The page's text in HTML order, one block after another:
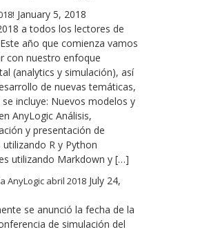
January 5, 2018
a todos los lectores de
año que comienza vamos
con nuestro enfoque
(analytics y simulación), así
de nuevas temáticas,
incluye: Nuevos modelos y
AnyLogic Análisis,
y presentación de
R y Python
utilizando Markdown y […]
AnyLogic abril 2018 July 24,
se anunció la fecha de la
de simulación del